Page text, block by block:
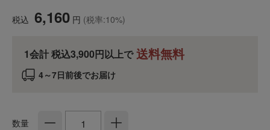
税込 6,160 円 (税率:10%)
1会計 税込3,900円以上で 送料無料
4～7日前後でお届け
数量